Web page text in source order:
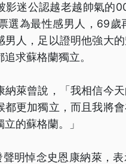
影迷公認越老越帥氣的
選為最性感男人，69歲
男人，足以證明他強大
求蘇格蘭獨立。
納萊曾說，「我相信今
都更加獨立，而且我將會
的蘇格蘭。」
明悼念史恩康納萊，表